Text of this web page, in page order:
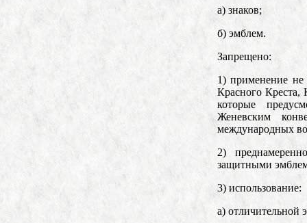
а) знаков;
б) эмблем.
Запрещено:
1) применение
Красного
которые
Женевским
международных
2)
защитными
3) использование:
а)